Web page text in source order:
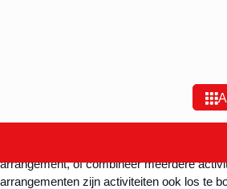
Arrangementen
arrangement, of combineer meerdere
arrangementen zijn activiteiten ook los te